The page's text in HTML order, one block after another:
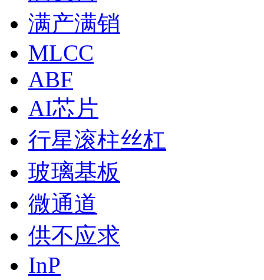
满产满销
MLCC
ABF
AI芯片
行星滚柱丝杠
玻璃基板
微通道
供不应求
InP